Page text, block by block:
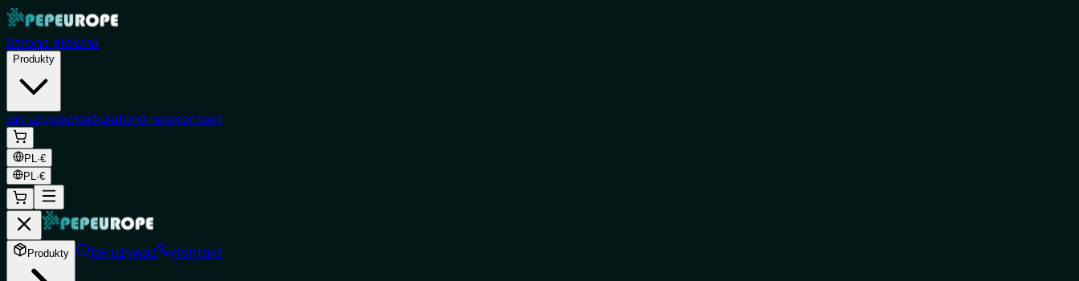
Strona główna
Produkty
Jak używaćKalkulatorO nasKontakt
PL·€
PL·€
Produkty Jak używać Kontakt